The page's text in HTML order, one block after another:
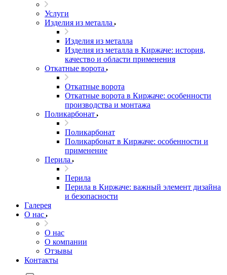
Услуги
Изделия из металла
Изделия из металла
Изделия из металла в Киржаче: история,
качество и области применения
Откатные ворота
Откатные ворота
Откатные ворота в Киржаче: особенности
производства и монтажа
Поликарбонат
Поликарбонат
Поликарбонат в Киржаче: особенности и
применение
Перила
Перила
Перила в Киржаче: важный элемент дизайна
и безопасности
Галерея
О нас
О нас
О компании
Отзывы
Контакты